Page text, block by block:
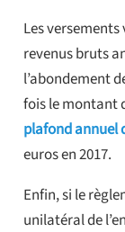
Les
revenus bruts
l’abondement
fois le montant
plafond annuel
euros en 2017.
Enfin, si le
unilatéral de